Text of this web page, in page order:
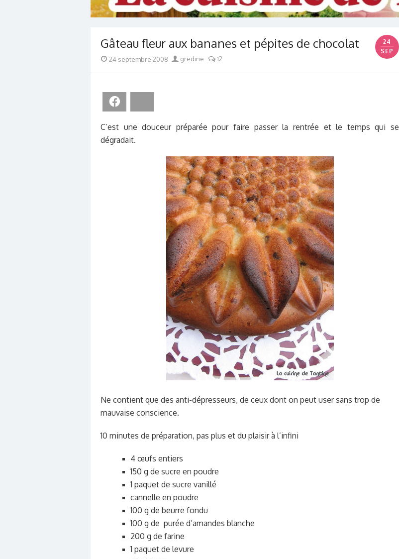
Gâteau fleur aux bananes et pépites de chocolat
24
SEP
Posted
24 septembre 2008 Author
gredine 12
C’est une douceur préparée pour faire passer la rentrée et le temps qui se
dégradait.
Ne contient que des anti-dépresseurs, de ceux dont on peut user sans trop de
mauvaise conscience.
10 minutes de préparation, pas plus et du plaisir à l’infini
4 œufs entiers
150 g de sucre en poudre
1 paquet de sucre vanillé
cannelle en poudre
100 g de beurre fondu
100 g de purée d’amandes blanche
200 g de farine
1 paquet de levure